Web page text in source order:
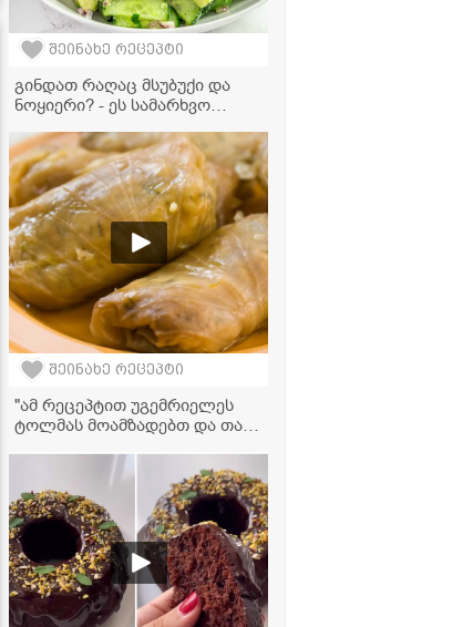
შეინახე რეცეპტი
გინდათ რაღაც მსუბუქი და
ნოყიერი? - ეს სამარხვო
გახდება!
შეინახე რეცეპტი
"ამ რეცეპტით უგემრიელეს
ტოლმას მოამზადებთ და თან
ვიდეორეცეპტი